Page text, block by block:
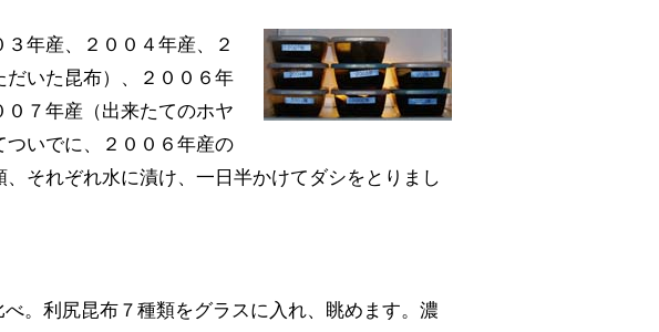
年産、２００４年産、２
だいた昆布）、２００６年
７年産（出来たてのホヤ
いでに、２００６年産の
それぞれ水に漬け、一日半かけてダシをとりまし
べ。利尻昆布７種類をグラスに入れ、眺めます。濃